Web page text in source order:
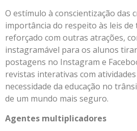
O estímulo à conscientização das
importância do respeito às leis
reforçado com outras atrações,
instagramável para os alunos
postagens no Instagram e
revistas interativas com
necessidade da educação no
de um mundo mais seguro.
Agentes multiplicadores